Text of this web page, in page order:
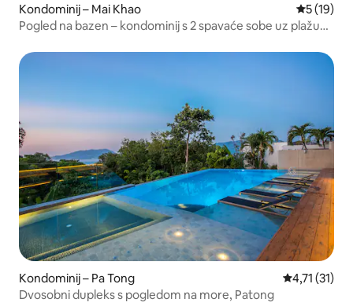
Kondominij – Mai Khao Prosječna
5 (19)
Pogled na bazen – kondominij s 2 spavaće sobe uz plažu
Kondominij – Pa Tong Prosječna
4,71 (31)
Dvosobni dupleks s pogledom na more, Patong